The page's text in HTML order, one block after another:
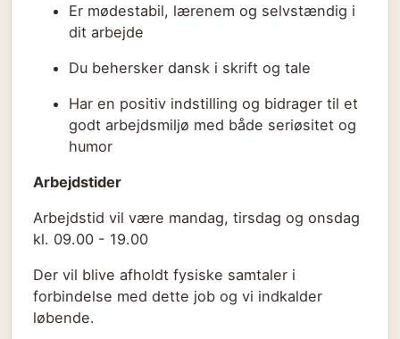
Er mødestabil, lærenem og selvstændig i
dit arbejde
Du behersker dansk i skrift og tale
Har en positiv indstilling og bidrager til et
godt arbejdsmiljø med både seriøsitet og
humor
Arbejdstider
Arbejdstid vil være mandag, tirsdag og onsdag
kl. 09.00 - 19.00
Der vil blive afholdt fysiske samtaler i
forbindelse med dette job og vi indkalder
løbende.